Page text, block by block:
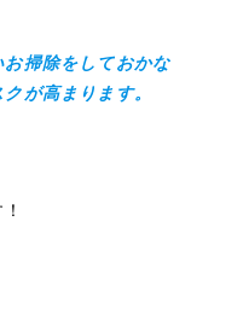
掃除をしておかな
が高まります。